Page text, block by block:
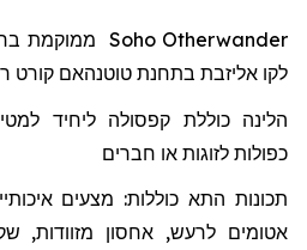
Otherwander
Soho ממוקמת
לקו אליזבת בתחנת טוטנהאם קורט
הלינה כוללת קפסולה ליחיד
כפולות לזוגות או חברים
תכונות התא כוללות: מצעים
אטומים לרעש, אחסון מזוודות,